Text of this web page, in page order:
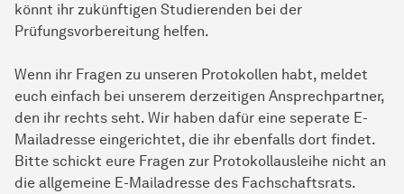
könnt ihr zukünftigen Studierenden bei der
Prüfungsvorbereitung helfen.
Wenn ihr Fragen zu unseren Protokollen habt, meldet
euch einfach bei unserem derzeitigen Ansprechpartner,
den ihr rechts seht. Wir haben dafür eine seperate E-
Mailadresse eingerichtet, die ihr ebenfalls dort findet.
Bitte schickt eure Fragen zur Protokollausleihe nicht an
die allgemeine E-Mailadresse des Fachschaftsrats.